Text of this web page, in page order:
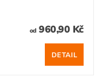
od960,90 Kč
DETAIL